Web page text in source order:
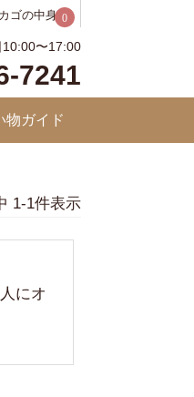
ゴの中身 0
10:00〜17:00
7241
物ガイド
1-1件表示
にオ